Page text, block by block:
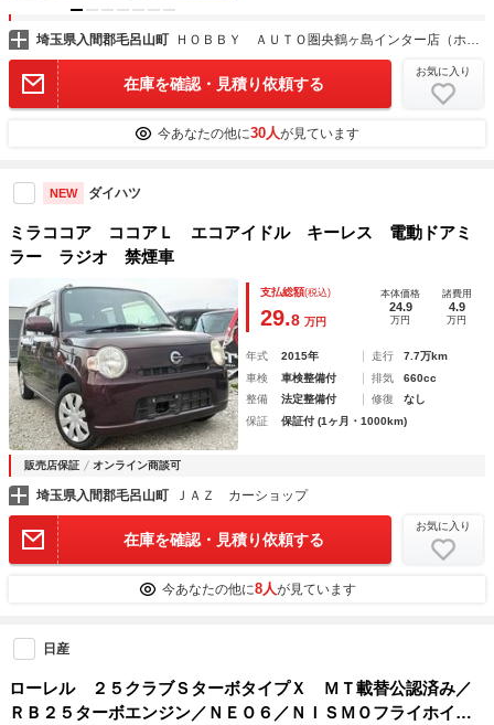
埼玉県入間郡毛呂山町 ＨＯＢＢＹ ＡＵＴＯ圏央鶴ヶ島インター店（ホビーオート）
在庫を確認・見積り依頼する
お気に入り
今あなたの他に30人が見ています
NEW ダイハツ
ミラココア ココアＬ エコアイドル キーレス 電動ドアミ
ラー ラジオ 禁煙車
支払総額(税込)
29.8 万円
本体価格
24.9
万円
諸費用
4.9
万円
年式 2015年 走行
7.7万km
車検
車検整備付 排気
660cc
整備
法定整備付 修復
なし
保証
保証付 (1ヶ月・1000km)
販売店保証 オンライン商談可
埼玉県入間郡毛呂山町 ＪＡＺ カーショップ
在庫を確認・見積り依頼する
お気に入り
今あなたの他に8人が見ています
日産
ローレル ２５クラブＳターボタイプＸ ＭＴ載替公認済み／
ＲＢ２５ターボエンジン／ＮＥＯ６／ＮＩＳＭＯフライホイー